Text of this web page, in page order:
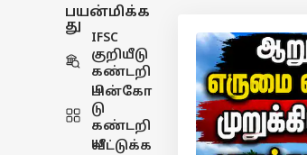
பயன்மிக்க
து
IFSC
குறியீடு
கண்டறி
ய
பின்கோ
டு
கண்டறி
ய
வீட்டுக்க